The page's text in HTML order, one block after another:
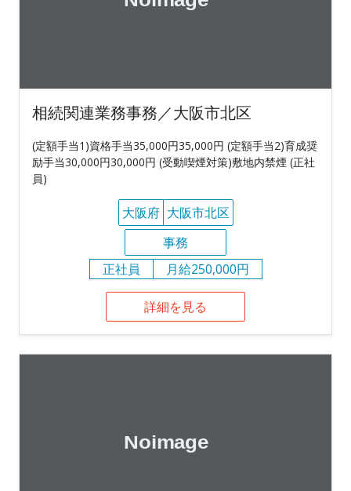
相続関連業務事務／大阪市北区
(定額手当1)資格手当35,000円35,000円 (定額手当2)育成奨
励手当30,000円30,000円 (受動喫煙対策)敷地内禁煙 (正社
員)
大阪府 大阪市北区
事務
正社員
月給250,000円
詳細を見る